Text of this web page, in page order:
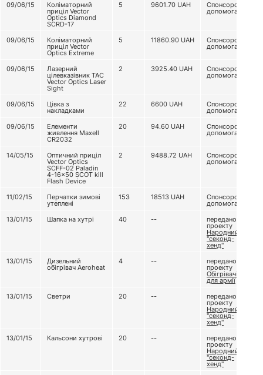
09/06/15 Коліматорний
приціл Vector
Optics Diamond
SCRD-17
5 9601.70 UAH Спонсорська
допомога
09/06/15 Коліматорний
приціл Vector
Optics Extreme
5 11860.90 UAH Спонсорська
допомога
09/06/15 Лазерний
цілевказівник TAC
Vector Optics Laser
Sight
2 3925.40 UAH Спонсорська
допомога
09/06/15 Цівка з
накладками
22 6600 UAH Спонсорська
допомога
09/06/15
Елементи
живлення Maxell
CR2032
20 94.60 UAH Спонсорська
допомога
14/05/15 Оптичний приціл
Vector Optics
SCFF-02 Paladin
4-16x50 SCOT kill
Flash Device
2 9488.72 UAH Спонсорська
допомога
11/02/15 Перчатки зимові
утеплені
153 18513 UAH Спонсорська
допомога
13/01/15
Шапка на хутрі 40 -- передано з
проекту
Народний
"секонд-
хенд"
13/01/15
Дизельний
обігрівач Aeroheat
4 -- передано з
проекту
Обігрівачі
для армії
13/01/15
Светри 20 -- передано з
проекту
Народний
"секонд-
хенд"
13/01/15
Кальсони хутрові 20 -- передано з
проекту
Народний
"секонд-
хенд"